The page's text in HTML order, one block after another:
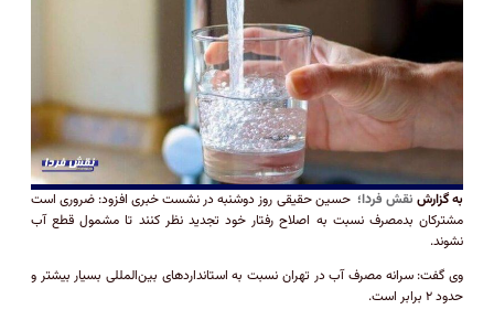
به گزارش نقش فردا؛ حسین حقیقی روز دوشنبه در نشست خبری افزود: ضروری است
مشترکان بدمصرف نسبت به اصلاح رفتار خود تجدید نظر کنند تا مشمول قطع آب
نشوند.
وی گفت: سرانه مصرف آب در تهران نسبت به استاندارد‌های بین‌المللی بسیار بیشتر و
حدود ۲ برابر است.